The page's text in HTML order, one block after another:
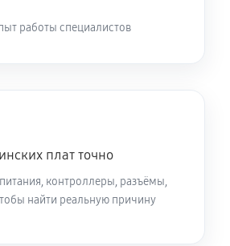
работы специалистов
плат точно
контроллеры, разъёмы,
найти реальную причину